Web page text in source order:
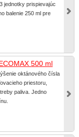
jednotky prispievajúc
balenie 250 ml pre
500 ml
oktánového čísla
priestoru,
paliva. Jedno